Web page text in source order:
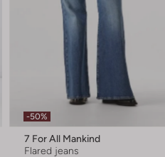
-50%
7 For All Mankind
Flared jeans